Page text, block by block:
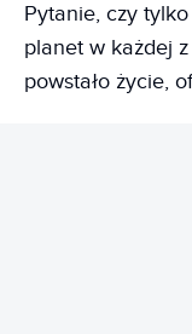
Pytanie, czy
planet w każdej
powstało życie,